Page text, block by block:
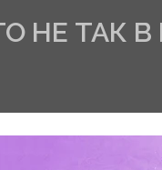
НЕ ТАК